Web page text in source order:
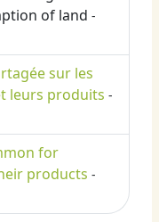
of land -
sur les
leurs produits -
for
products -